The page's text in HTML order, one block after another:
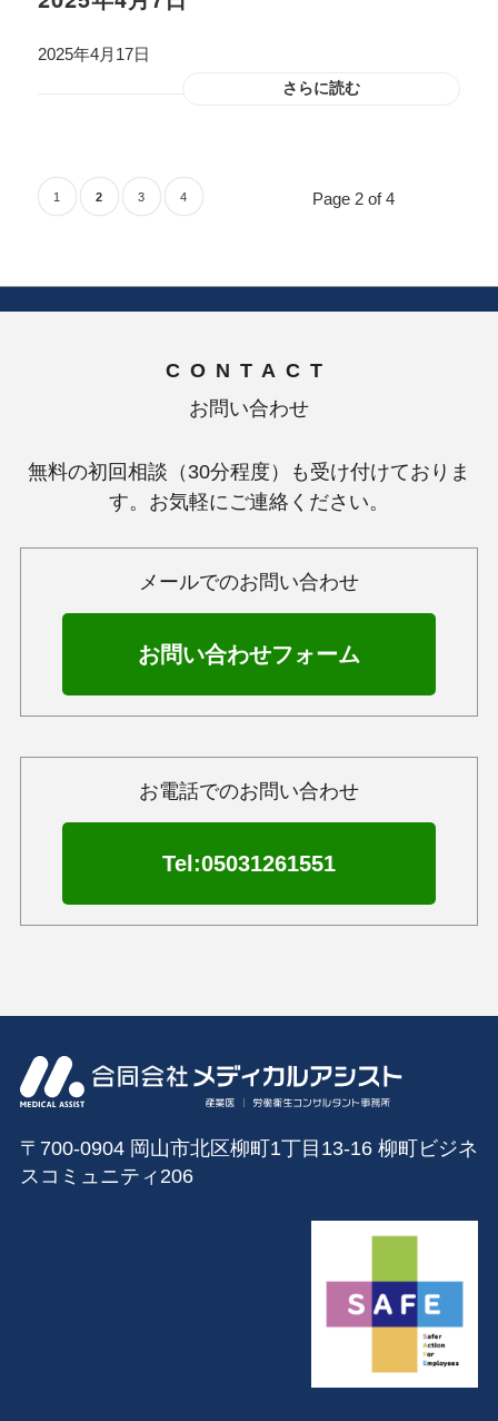
2025年4月17日
さらに読む
Page 2 of 4
1 2 3 4
CONTACT
お問い合わせ
無料の初回相談（30分程度）も受け付けておりま
す。お気軽にご連絡ください。
メールでのお問い合わせ
お問い合わせフォーム
お電話でのお問い合わせ
Tel:05031261551
〒700-0904 岡山市北区柳町1丁目13‐16 柳町ビジネ
スコミュニティ206